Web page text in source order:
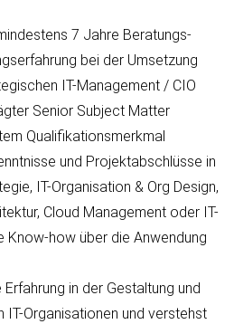
7 Jahre Beratungs-
bei der Umsetzung
IT-Management / CIO
Senior Subject Matter
Qualifikationsmerkmal
und Projektabschlüsse in
IT-Organisation & Org Design,
Cloud Management oder IT-
Know-how über die Anwendung
in der Gestaltung und
IT-Organisationen und verstehst